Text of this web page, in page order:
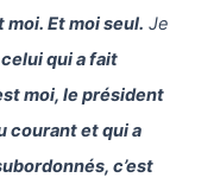
Et moi seul. Je
celui qui a fait
moi, le président
courant et qui a
c’est